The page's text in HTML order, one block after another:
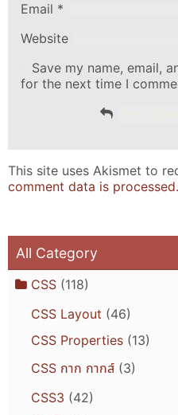
Email *
Website
Save my name, email,
for the next time I
This site uses Akismet to
comment data is processed.
All Category
CSS(118)
CSS Layout (46)
CSS Properties(13)
CSS กาก กากส์(3)
CSS3 (42)